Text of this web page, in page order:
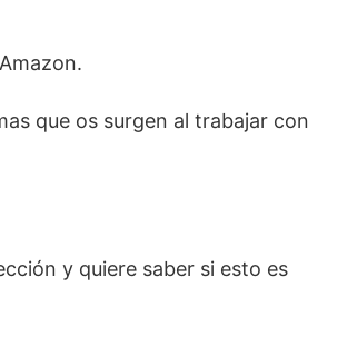
que os surgen al trabajar con
y quiere saber si esto es